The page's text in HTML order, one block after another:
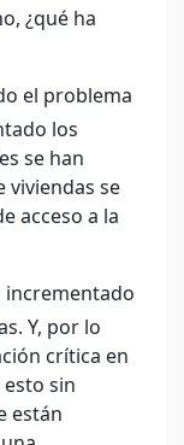
¿qué ha
el problema
los
se han
viviendas se
acceso a la
incrementado
Y, por lo
crítica en
sin
están